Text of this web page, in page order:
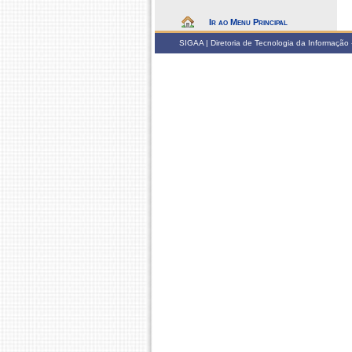
Ir ao Menu Principal
SIGAA | Diretoria de Tecnologia da